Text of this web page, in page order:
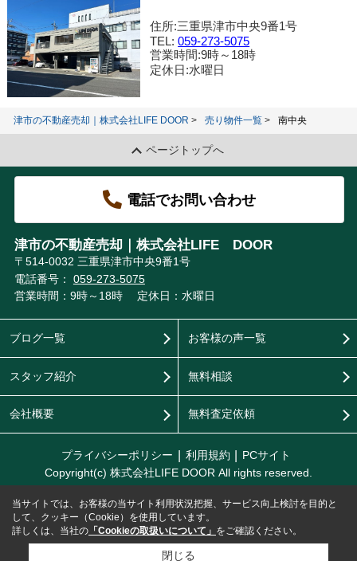
住所:三重県津市中央9番1号
TEL:059-273-5075
営業時間:9時～18時
定休日:水曜日
津市の不動産売却｜株式会社LIFE DOOR 売り物件一覧 南中央
ページトップへ
電話でお問い合わせ
津市の不動産売却｜株式会社LIFE DOOR
〒514-0032 三重県津市中央9番1号
電話番号： 059-273-5075
営業時間：9時～18時
定休日：水曜日
ブログ一覧
スタッフ紹介
会社概要
お客様の声一覧
無料相談
無料査定依頼
プライバシーポリシー 利用規約
PCサイト
Copyright(c) 株式会社LIFE DOOR All rights reserved.
当サイトでは、お客様の当サイト利用状況把握、サービス向上検討を目的と
して、クッキー（Cookie）を使用しています。
詳しくは、当社の 「Cookieの取扱いについて」 をご確認ください。
閉じる